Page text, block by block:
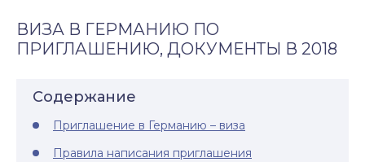
ВИЗА В ГЕРМАНИЮ ПО
ПРИГЛАШЕНИЮ, ДОКУМЕНТЫ В 2018
Содержание
Приглашение в Германию – виза
Правила написания приглашения